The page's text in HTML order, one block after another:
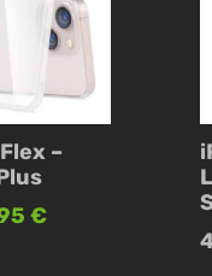
–
€Aktueller